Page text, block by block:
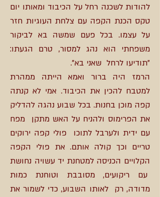
להודות לשכנה רחל על הכיבוד ומאותו יום
טקס הכנת הקפה עם צלחת העוגיות חזר
על עצמו. בכל פעם שמשה בא לביקור
משפחתי הוא נהג למסור, טרם הגעתו:
"תודיעו לרחל שאני בא".
הרמז היה ברור ואמא הייתה ממהרת
למטבח להכין את הכיבוד. אמי לא קנתה
קפה מוכן בחנות. בכל שבוע נהגה להדליק
את הפרימוס ולהניח על האש מתקן מפח
עם ידית ולערבל לתוכו פולי קפה ירוקים
טריים וכך קולה אותם. את פולי הקפה
הקלויים הכניסה למטחנת יד עשויה נחושת
עם ריקועים, מסובבת וטוחנת כמות
מדודה, רק לאותו השבוע, כדי לשמור את